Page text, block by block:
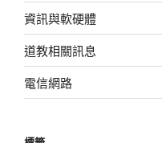
資訊與軟硬體
道教相關訊息
電信網路